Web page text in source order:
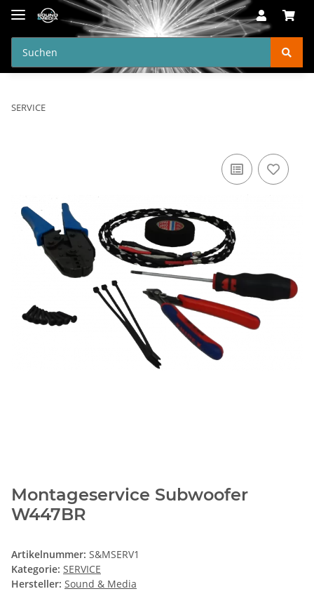
SERVICE
Montageservice Subwoofer
W447BR
Artikelnummer: S&MSERV1
Kategorie: SERVICE
Hersteller: Sound & Media